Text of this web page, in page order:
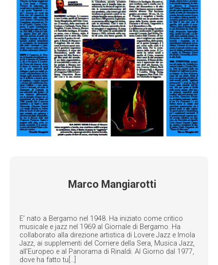
Marco Mangiarotti
E’ nato a Bergamo nel 1948. Ha iniziato come critico
musicale e jazz nel 1969 al Giornale di Bergamo. Ha
collaborato alla direzione artistica di Lovere Jazz e Imola
Jazz, ai supplementi del Corriere della Sera, Musica Jazz,
all'Europeo e al Panorama di Rinaldi. Al Giorno dal 1977,
dove ha fatto tu[...]